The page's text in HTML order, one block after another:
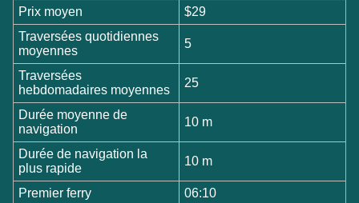
Prix moyen
$29
Traversées quotidiennes
moyennes
5
Traversées
hebdomadaires moyennes
25
Durée moyenne de
navigation
10 m
Durée de navigation la
plus rapide
10 m
Premier ferry
06:10